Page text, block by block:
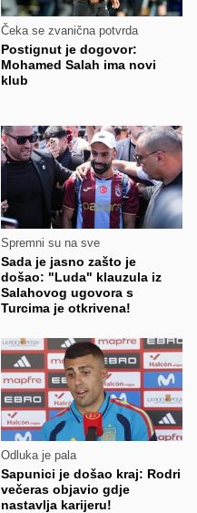
Čeka se zvanična potvrda
Postignut je dogovor:
Mohamed Salah ima novi
klub
Spremni su na sve
Sada je jasno zašto je
došao: "Luda" klauzula iz
Salahovog ugovora s
Turcima je otkrivena!
Odluka je pala
Sapunici je došao kraj: Rodri
večeras objavio gdje
nastavlja karijeru!